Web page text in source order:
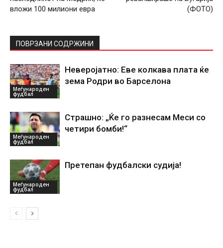
вложи 100 милиони евра
(ФОТО)
ПОВРЗАНИ СОДРЖИНИ
Меѓународен
фудбал
Неверојатно: Еве колкава плата ќе
зема Родри во Барселона
Меѓународен
фудбал
Страшно: „Ќе го разнесам Меси со
четири бомби!“
Меѓународен
фудбал
Претепан фудбалски судија!